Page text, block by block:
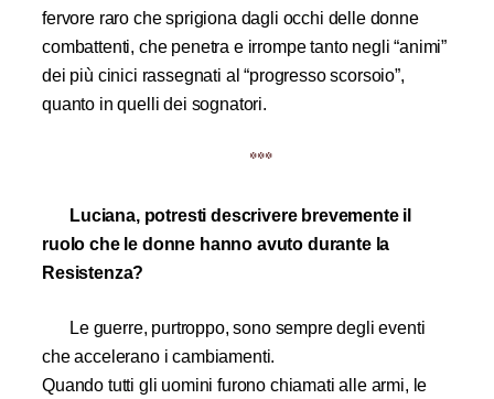
fervore raro che sprigiona dagli occhi delle donne
combattenti, che penetra e irrompe tanto negli “animi”
dei più cinici rassegnati al “progresso scorsoio”,
quanto in quelli dei sognatori.
***
Luciana, potresti descrivere brevemente il
ruolo che le donne hanno avuto durante la
Resistenza?
Le guerre, purtroppo, sono sempre degli eventi
che accelerano i cambiamenti.
Quando tutti gli uomini furono chiamati alle armi, le